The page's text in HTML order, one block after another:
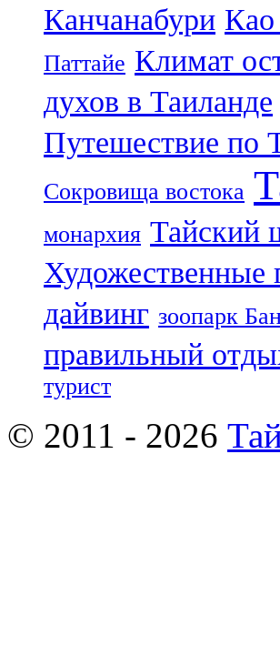
Канчанабури
Паттайе Климат
духов в Таиланде
Путешествие по
Сокровища востока
монархия Тайский
дайвинг зоопарк
правильный
турист
© 2011 - 2026